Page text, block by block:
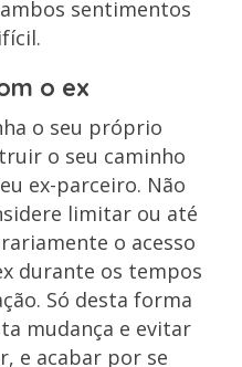
sentimentos
o ex
o seu próprio
o seu caminho
ex-parceiro. Não
limitar ou até
o acesso
durante os tempos
Só desta forma
mudança e evitar
e acabar por se